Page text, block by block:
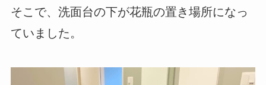
そこで、洗面台の下が花瓶の置き場所になっ
ていました。